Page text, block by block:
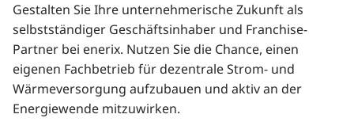
Gestalten Sie Ihre unternehmerische Zukunft als
selbstständiger Geschäftsinhaber und Franchise-
Partner bei enerix. Nutzen Sie die Chance, einen
eigenen Fachbetrieb für dezentrale Strom- und
Wärmeversorgung aufzubauen und aktiv an der
Energiewende mitzuwirken.